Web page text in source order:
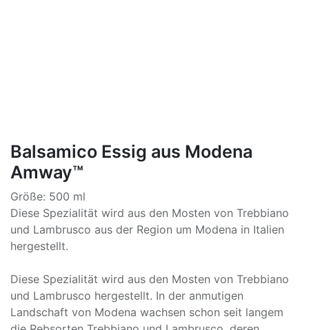
Balsamico Essig aus Modena
Amway™
Größe: 500 ml
Diese Spezialität wird aus den Mosten von Trebbiano
und Lambrusco aus der Region um Modena in Italien
hergestellt.
Diese Spezialität wird aus den Mosten von Trebbiano
und Lambrusco hergestellt. In der anmutigen
Landschaft von Modena wachsen schon seit langem